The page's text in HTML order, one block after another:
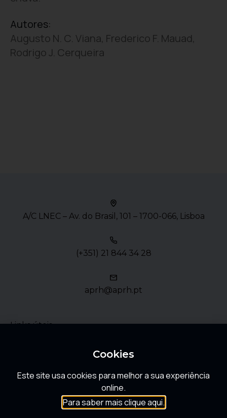
Autores:
Augusto N. C. Viana, Frederico F. Mauad,
Rodrigo J. Cerqueira
A/C LNEC – Av. do Brasil, 101 – 1700-066, Lisboa
(+351) 21 844 34 28
aprh@aprh.pt
Links úteis
FAQ
Cookies
Este site usa cookies para melhor a sua experiência
online.
Para saber mais clique aqui.